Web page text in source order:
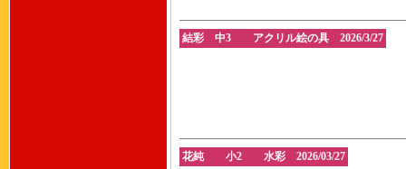
結彩 中3 アクリル絵の具 2026/3/27
花純 小2 水彩 2026/03/27